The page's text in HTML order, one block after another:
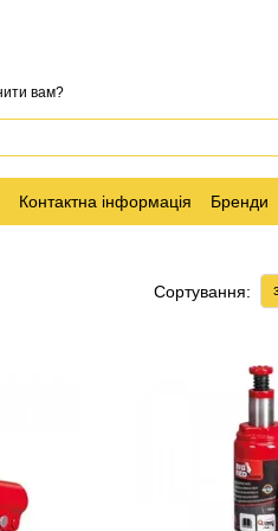
вам?
Контактна інформація Бренди
Сортування: